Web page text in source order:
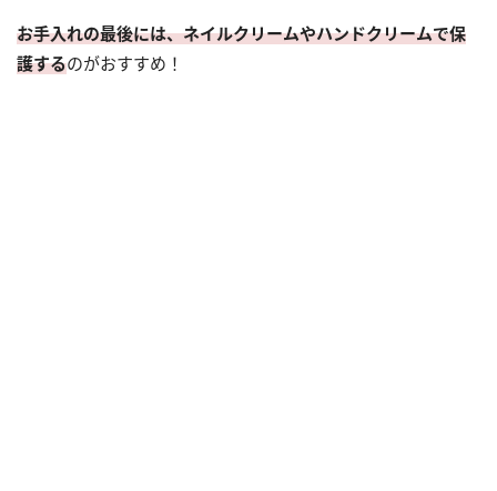
お手入れの最後には、ネイルクリームやハンドクリームで保
護するのがおすすめ！